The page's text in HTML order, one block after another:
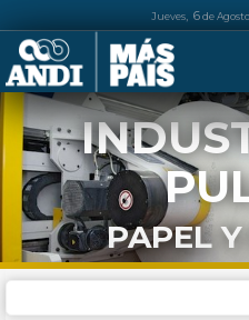
Jueves, 6deAgosto
PAPEL